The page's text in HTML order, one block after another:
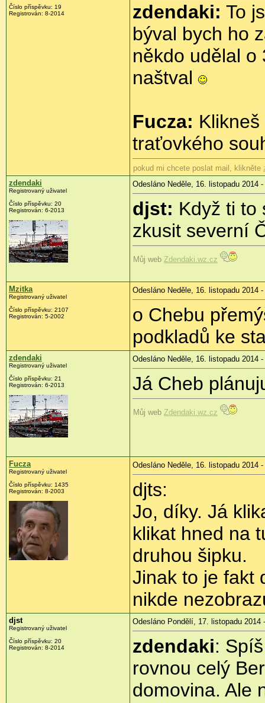
Číslo příspěvku: 19
Registrován: 8-2014 zdendaki: To
býval bych ho
někdo udělal o
naštval
Fucza:
traťovkého
pokud mi chcete poslat mail, klikněte
zdendaki
Registrovaný uživatel
Číslo příspěvku: 20
Registrován: 6-2013
Odesláno Neděle, 16. listopadu 2014 -
djst: Když ti to
zkusit severní
Můj web Zdendaki.wz.cz
Mzitka
Registrovaný uživatel
Číslo příspěvku: 2107
Registrován: 5-2002
Odesláno Neděle, 16. listopadu 2014 -
o Chebu
podkladů ke
zdendaki
Registrovaný uživatel
Číslo příspěvku: 21
Registrován: 6-2013
Odesláno Neděle, 16. listopadu 2014 -
Já Cheb
Můj web Zdendaki.wz.cz
Fucza
Registrovaný uživatel
Číslo příspěvku: 1435
Registrován: 8-2003
Odesláno Neděle, 16. listopadu 2014 -
djts:
Jo, díky. Já
klikat hned na
druhou šipku.
Jinak to je fakt
nikde
djst
Registrovaný uživatel
Číslo příspěvku: 20
Registrován: 8-2014
Odesláno Pondělí, 17. listopadu 2014
zdendaki:
rovnou celý
domovina. Ale